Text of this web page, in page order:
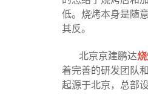
低。烧烤本身是随
其反。
北京京建鹏达
着完善的研发团队
起源于北京，总部